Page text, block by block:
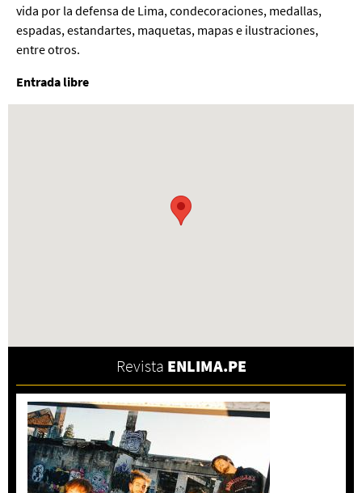
vida por la defensa de Lima, condecoraciones, medallas,
espadas, estandartes, maquetas, mapas e ilustraciones,
entre otros.
Entrada libre
Revista ENLIMA.PE